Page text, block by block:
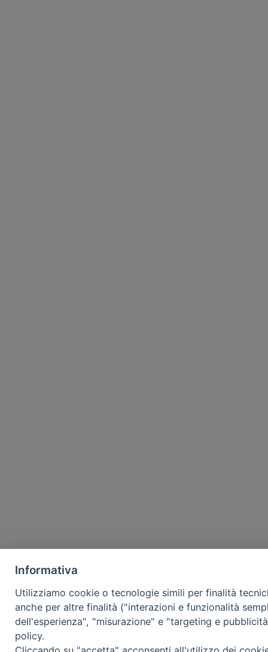
Informativa
Utilizziamo cookie o tecnologie simili per finalità
anche per altre finalità ("interazioni e funzionalità
dell'esperienza", "misurazione" e "targeting e
policy.